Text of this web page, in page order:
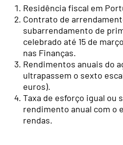
Residência fiscal em
Contrato de
subarrendamento de
celebrado até 15 de
nas Finanças.
Rendimentos anuais do
ultrapassem o sexto
euros).
Taxa de esforço igual ou
rendimento anual com o
rendas.